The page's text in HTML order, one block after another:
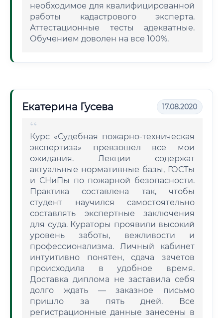
необходимое для квалифицированной
работы кадастрового эксперта.
Аттестационные тесты адекватные.
Обучением доволен на все 100%.
Екатерина Гусева 17.08.2020
Курс «Судебная пожарно-техническая
экспертиза» превзошел все мои
ожидания. Лекции содержат
актуальные нормативные базы, ГОСТы
и СНиПы по пожарной безопасности.
Практика составлена так, чтобы
студент научился самостоятельно
составлять экспертные заключения
для суда. Кураторы проявили высокий
уровень заботы, вежливости и
профессионализма. Личный кабинет
интуитивно понятен, сдача зачетов
происходила в удобное время.
Доставка диплома не заставила себя
долго ждать — заказное письмо
пришло за пять дней. Все
регистрационные данные занесены в